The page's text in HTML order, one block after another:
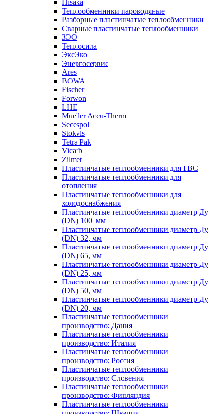
Hisaka
Теплообменники пароводяные
Разборные пластинчатые теплообменники
Сварные пластинчатые теплообменники
ЗЭО
Теплосила
ЭксЭко
Энергосервис
Ares
BOWA
Fischer
Forwon
LHE
Mueller Accu-Therm
Secespol
Stokvis
Tetra Pak
Vicarb
Zilmet
Пластинчатые теплообменники для ГВС
Пластинчатые теплообменники для
отопления
Пластинчатые теплообменники для
холодоснабжения
Пластинчатые теплообменники диаметр Ду
(DN) 100, мм
Пластинчатые теплообменники диаметр Ду
(DN) 32, мм
Пластинчатые теплообменники диаметр Ду
(DN) 65, мм
Пластинчатые теплообменники диаметр Ду
(DN) 25, мм
Пластинчатые теплообменники диаметр Ду
(DN) 50, мм
Пластинчатые теплообменники диаметр Ду
(DN) 20, мм
Пластинчатые теплообменники
производство: Дания
Пластинчатые теплообменники
производство: Италия
Пластинчатые теплообменники
производство: Россия
Пластинчатые теплообменники
производство: Словения
Пластинчатые теплообменники
производство: Финляндия
Пластинчатые теплообменники